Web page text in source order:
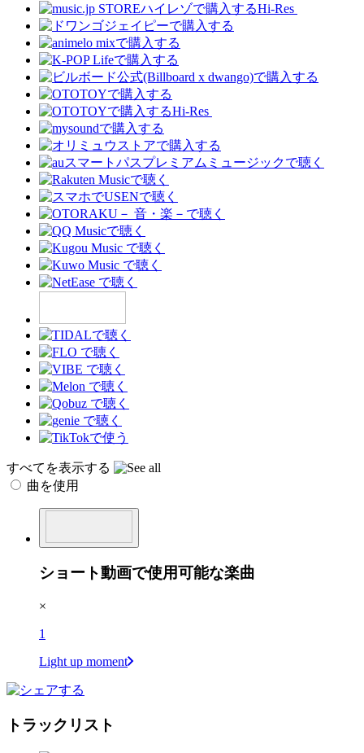
Hi-Res
Hi-Res
すべてを表示する
曲を使用
ショート動画で使用可能な楽曲
×
1
Light up moment
トラックリスト